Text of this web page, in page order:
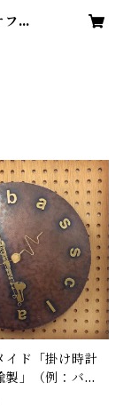
ィ
イド「掛け時計
製」（例：バス
、マンタでの